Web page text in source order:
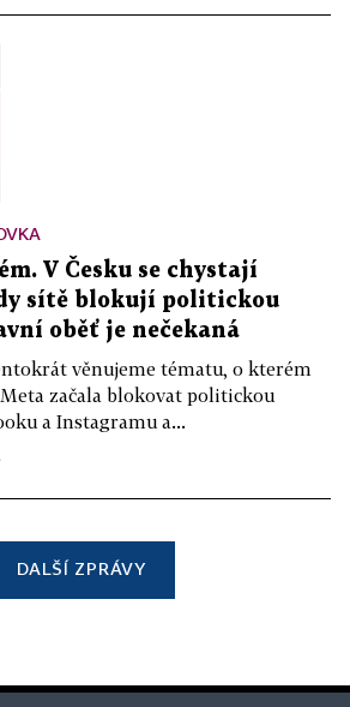
V Česku se chystají
sítě blokují politickou
oběť je nečekaná
věnujeme tématu, o kterém
začala blokovat politickou
a Instagramu a...
DALŠÍ ZPRÁVY